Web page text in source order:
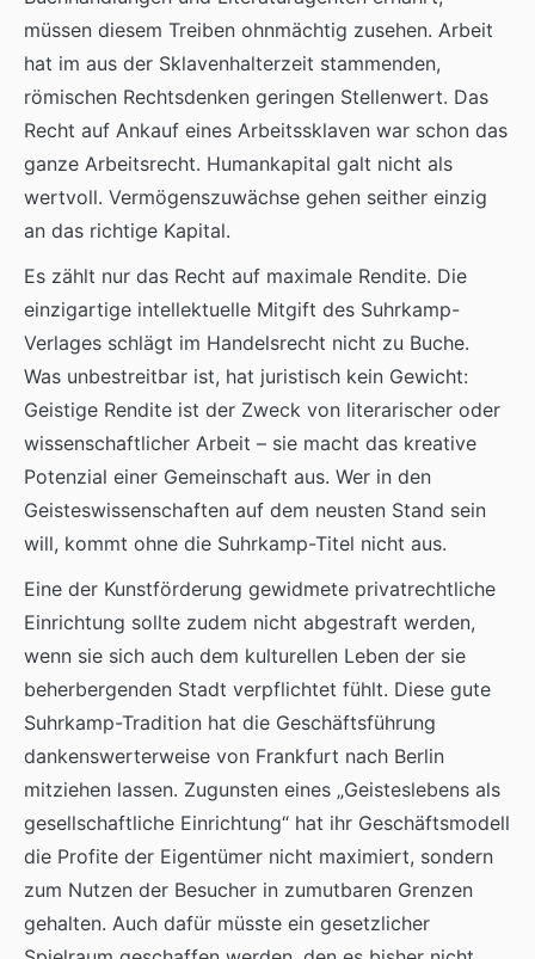
müssen diesem Treiben ohnmächtig zusehen. Arbeit
hat im aus der Sklavenhalterzeit stammenden,
römischen Rechtsdenken geringen Stellenwert. Das
Recht auf Ankauf eines Arbeitssklaven war schon das
ganze Arbeitsrecht. Humankapital galt nicht als
wertvoll. Vermögenszuwächse gehen seither einzig
an das richtige Kapital.
Es zählt nur das Recht auf maximale Rendite. Die
einzigartige intellektuelle Mitgift des Suhrkamp-
Verlages schlägt im Handelsrecht nicht zu Buche.
Was unbestreitbar ist, hat juristisch kein Gewicht:
Geistige Rendite ist der Zweck von literarischer oder
wissenschaftlicher Arbeit – sie macht das kreative
Potenzial einer Gemeinschaft aus. Wer in den
Geisteswissenschaften auf dem neusten Stand sein
will, kommt ohne die Suhrkamp-Titel nicht aus.
Eine der Kunstförderung gewidmete privatrechtliche
Einrichtung sollte zudem nicht abgestraft werden,
wenn sie sich auch dem kulturellen Leben der sie
beherbergenden Stadt verpflichtet fühlt. Diese gute
Suhrkamp-Tradition hat die Geschäftsführung
dankenswerterweise von Frankfurt nach Berlin
mitziehen lassen. Zugunsten eines „Geisteslebens als
gesellschaftliche Einrichtung“ hat ihr Geschäftsmodell
die Profite der Eigentümer nicht maximiert, sondern
zum Nutzen der Besucher in zumutbaren Grenzen
gehalten. Auch dafür müsste ein gesetzlicher